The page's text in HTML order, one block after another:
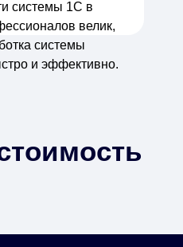
системы 1С в
велик,
системы
и эффективно.